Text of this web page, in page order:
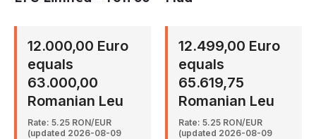
12.000,00 Euro
equals
63.000,00
Romanian Leu
Rate: 5.25 RON/EUR
(updated 2026-08-09
12.499,00 Euro
equals
65.619,75
Romanian Leu
Rate: 5.25 RON/EUR
(updated 2026-08-09